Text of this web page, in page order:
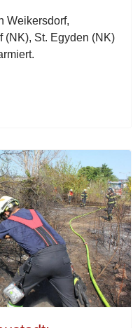
Weikersdorf,
(NK), St. Egyden (NK)